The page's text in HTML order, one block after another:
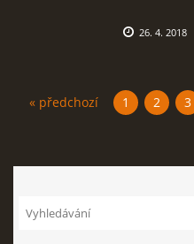
26. 4. 2018
« předchozí 1 2 3